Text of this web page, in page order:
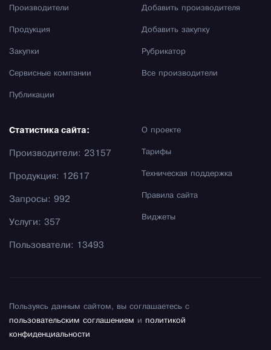
Производители
Продукция
Закупки
Сервисные компании
Публикации
Добавить производителя
Добавить закупку
Рубрикатор
Все производители
О проекте
Тарифы
Техническая поддержка
Правила сайта
Виджеты
Статистика сайта:
Производители: 23157
Продукция: 12617
Запросы: 992
Услуги: 357
Пользователи: 13493
Пользуясь данным сайтом, вы соглашаетесь с
пользовательским соглашением и политикой
конфиденциальности